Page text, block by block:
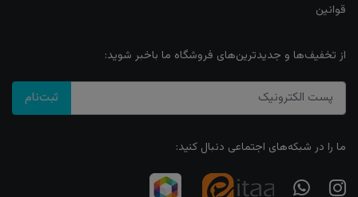
قوانین
از تخفیف‌ها و جدیدترین‌های فروشگاه ما باخبر شوید:
ثبت‌نام
ما را در شبکه‌های اجتماعی دنبال کنید: